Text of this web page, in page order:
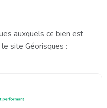
auxquels ce bien est
site Géorisques :